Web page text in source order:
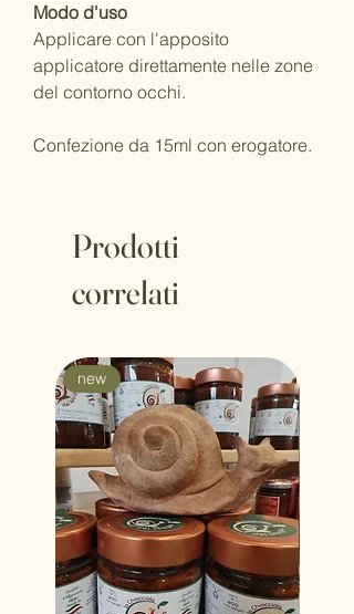
Modo d'uso
Applicare con l'apposito
applicatore direttamente nelle zone
del contorno occhi.
Confezione da 15ml con erogatore.
Prodotti
correlati
new